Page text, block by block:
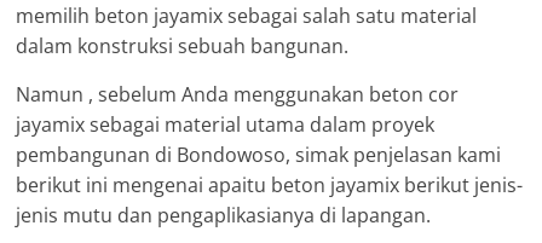
memilih beton jayamix sebagai salah satu material
dalam konstruksi sebuah bangunan.
Namun , sebelum Anda menggunakan beton cor
jayamix sebagai material utama dalam proyek
pembangunan di Bondowoso, simak penjelasan kami
berikut ini mengenai apaitu beton jayamix berikut jenis-
jenis mutu dan pengaplikasianya di lapangan.